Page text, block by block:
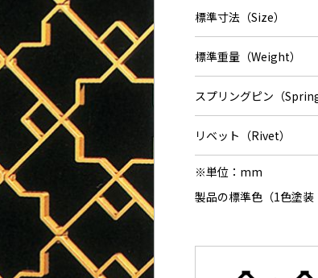
標準寸法（Size）
標準重量（Weight）
スプリングピン（Spring
リベット（Rivet）
※単位：mm
製品の標準色（1色塗